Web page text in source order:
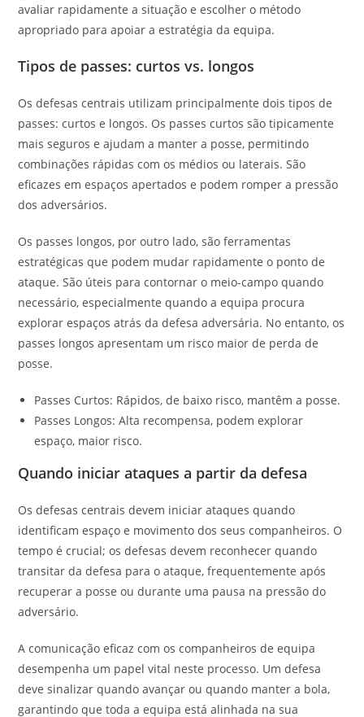
avaliar rapidamente a situação e escolher o método
apropriado para apoiar a estratégia da equipa.
Tipos de passes: curtos vs. longos
Os defesas centrais utilizam principalmente dois tipos de
passes: curtos e longos. Os passes curtos são tipicamente
mais seguros e ajudam a manter a posse, permitindo
combinações rápidas com os médios ou laterais. São
eficazes em espaços apertados e podem romper a pressão
dos adversários.
Os passes longos, por outro lado, são ferramentas
estratégicas que podem mudar rapidamente o ponto de
ataque. São úteis para contornar o meio-campo quando
necessário, especialmente quando a equipa procura
explorar espaços atrás da defesa adversária. No entanto, os
passes longos apresentam um risco maior de perda de
posse.
Passes Curtos: Rápidos, de baixo risco, mantêm a posse.
Passes Longos: Alta recompensa, podem explorar
espaço, maior risco.
Quando iniciar ataques a partir da defesa
Os defesas centrais devem iniciar ataques quando
identificam espaço e movimento dos seus companheiros. O
tempo é crucial; os defesas devem reconhecer quando
transitar da defesa para o ataque, frequentemente após
recuperar a posse ou durante uma pausa na pressão do
adversário.
A comunicação eficaz com os companheiros de equipa
desempenha um papel vital neste processo. Um defesa
deve sinalizar quando avançar ou quando manter a bola,
garantindo que toda a equipa está alinhada na sua